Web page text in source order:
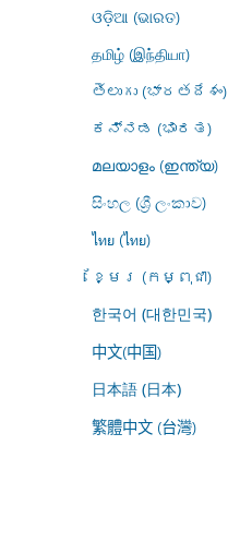
ଓଡ଼ିଆ (ଭାରତ)
தமிழ் (இந்தியா)
తెలుగు (భారతదేశం)
ಕನ್ನಡ (ಭಾರತ)
മലയാളം (ഇന്ത്യ)
සිංහල (ශ්‍රී ලංකාව)
ไทย (ไทย)
ខ្មែរ (កម្ពុជា)
한국어 (대한민국)
中文(中国)
日本語 (日本)
繁體中文 (台灣)